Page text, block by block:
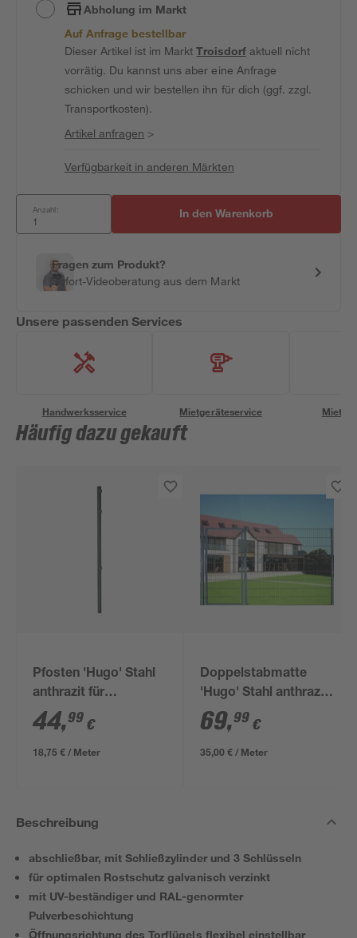
Abholung im Markt
Auf Anfrage bestellbar
Dieser Artikel ist im MarktTroisdorfaktuell nicht
vorrätig. Du kannst uns aber eine Anfrage
schicken und wir bestellen ihn für dich (ggf. zzgl.
Transportkosten).
Artikel anfragen >
Verfügbarkeit in anderen Märkten
Anzahl: In den Warenkorb
Fragen zum Produkt?
Sofort-Videoberatung aus dem Markt
Unsere passenden Services
Handwerksservice Mietgeräteservice
Häufig dazu gekauft
Pfosten 'Hugo' Stahl
anthrazit für
Doppelstabmatten 4
x 4 x 240 cm
44,99 €
18,75 € / Meter
Doppelstabmatte
'Hugo' Stahl anthrazit
200 x 180 cm
69,99 €
35,00 € / Meter
Beschreibung
abschließbar, mit Schließzylinder und 3 Schlüsseln
für optimalen Rostschutz galvanisch verzinkt
mit UV-beständiger und RAL-genormter
Pulverbeschichtung
Öffnungsrichtung des Torflügels flexibel einstellbar